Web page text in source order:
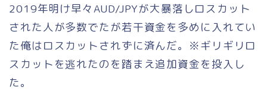
2019年明け早々AUD/JPYが大暴落しロスカット
された人が多数でたが若干資金を多めに入れてい
た俺はロスカットされずに済んだ。※ギリギリロ
スカットを逃れたのを踏まえ追加資金を投入し
た。